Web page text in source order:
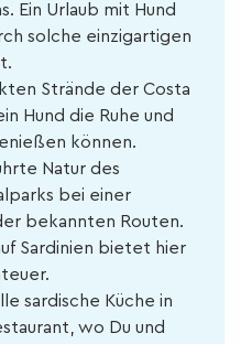
Ein Urlaub mit Hund
solche einzigartigen
Strände der Costa
Hund die Ruhe und
können.
Natur des
bei einer
bekannten Routen.
Sardinien bietet hier
sardische Küche in
wo Du und